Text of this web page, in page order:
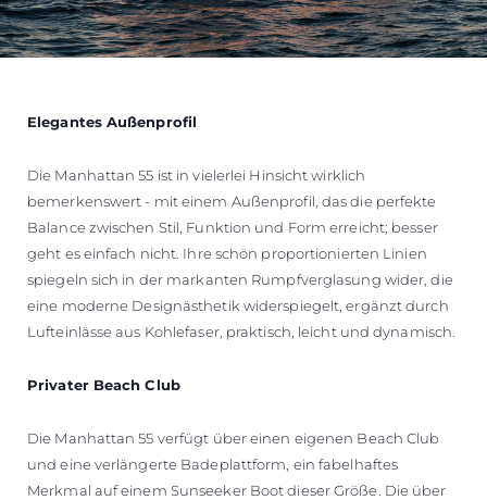
Elegantes Außenprofil
Die Manhattan 55 ist in vielerlei Hinsicht wirklich
bemerkenswert - mit einem Außenprofil, das die perfekte
Balance zwischen Stil, Funktion und Form erreicht; besser
geht es einfach nicht. Ihre schön proportionierten Linien
spiegeln sich in der markanten Rumpfverglasung wider, die
eine moderne Designästhetik widerspiegelt, ergänzt durch
Lufteinlässe aus Kohlefaser, praktisch, leicht und dynamisch.
Privater Beach Club
Die Manhattan 55 verfügt über einen eigenen Beach Club
und eine verlängerte Badeplattform, ein fabelhaftes
Merkmal auf einem Sunseeker Boot dieser Größe. Die über